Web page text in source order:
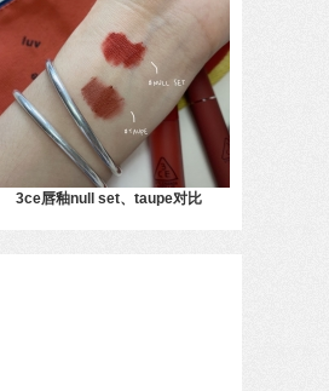
3ce唇釉null set、taupe对比